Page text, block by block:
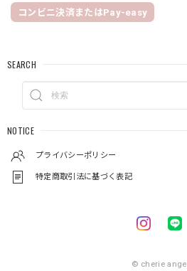
コンビニ決済またはPay-easy
SEARCH
NOTICE
プライバシーポリシー
特定商取引法に基づく表記
© cherie ange